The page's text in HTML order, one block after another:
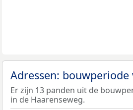
Adressen: bouwperiode
Er zijn 13 panden uit de
in de Haarenseweg.